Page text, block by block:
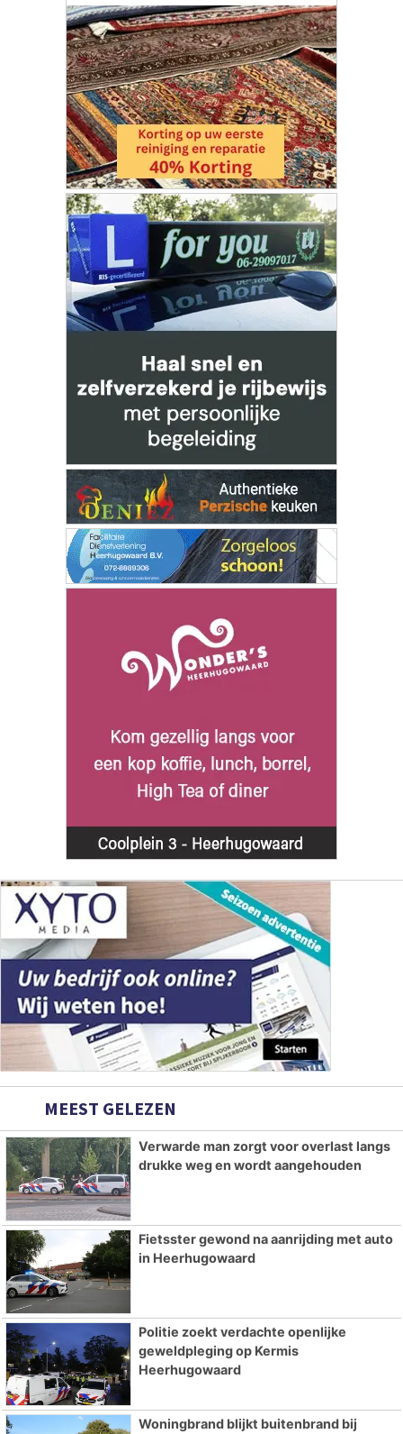
MEEST GELEZEN
Verwarde man zorgt voor overlast langs
drukke weg en wordt aangehouden
Fietsster gewond na aanrijding met auto
in Heerhugowaard
Politie zoekt verdachte openlijke
geweldpleging op Kermis
Heerhugowaard
Woningbrand blijkt buitenbrand bij